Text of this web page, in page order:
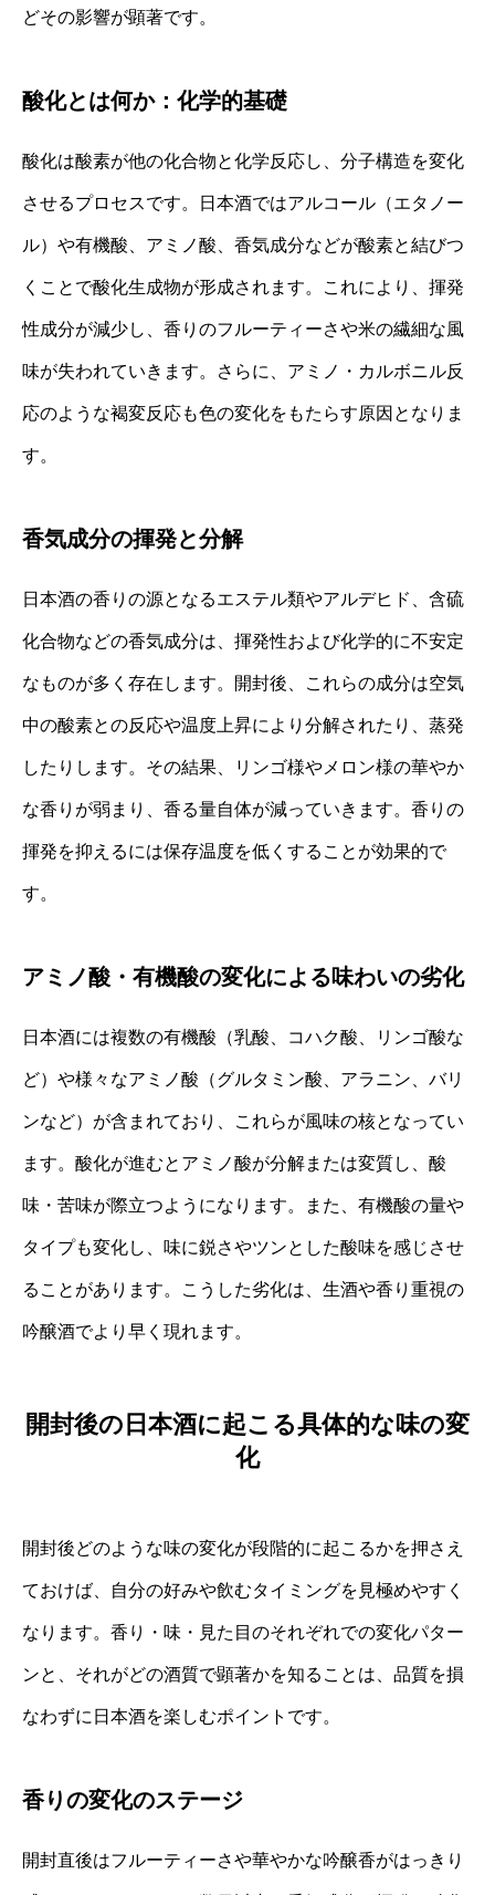
どその影響が顕著です。
酸化とは何か：化学的基礎
酸化は酸素が他の化合物と化学反応し、分子構造を変化
させるプロセスです。日本酒ではアルコール（エタノー
ル）や有機酸、アミノ酸、香気成分などが酸素と結びつ
くことで酸化生成物が形成されます。これにより、揮発
性成分が減少し、香りのフルーティーさや米の繊細な風
味が失われていきます。さらに、アミノ・カルボニル反
応のような褐変反応も色の変化をもたらす原因となりま
す。
香気成分の揮発と分解
日本酒の香りの源となるエステル類やアルデヒド、含硫
化合物などの香気成分は、揮発性および化学的に不安定
なものが多く存在します。開封後、これらの成分は空気
中の酸素との反応や温度上昇により分解されたり、蒸発
したりします。その結果、リンゴ様やメロン様の華やか
な香りが弱まり、香る量自体が減っていきます。香りの
揮発を抑えるには保存温度を低くすることが効果的で
す。
アミノ酸・有機酸の変化による味わいの劣化
日本酒には複数の有機酸（乳酸、コハク酸、リンゴ酸な
ど）や様々なアミノ酸（グルタミン酸、アラニン、バリ
ンなど）が含まれており、これらが風味の核となってい
ます。酸化が進むとアミノ酸が分解または変質し、酸
味・苦味が際立つようになります。また、有機酸の量や
タイプも変化し、味に鋭さやツンとした酸味を感じさせ
ることがあります。こうした劣化は、生酒や香り重視の
吟醸酒でより早く現れます。
開封後の日本酒に起こる具体的な味の変
化
開封後どのような味の変化が段階的に起こるかを押さえ
ておけば、自分の好みや飲むタイミングを見極めやすく
なります。香り・味・見た目のそれぞれでの変化パター
ンと、それがどの酒質で顕著かを知ることは、品質を損
なわずに日本酒を楽しむポイントです。
香りの変化のステージ
開封直後はフルーティーさや華やかな吟醸香がはっきり